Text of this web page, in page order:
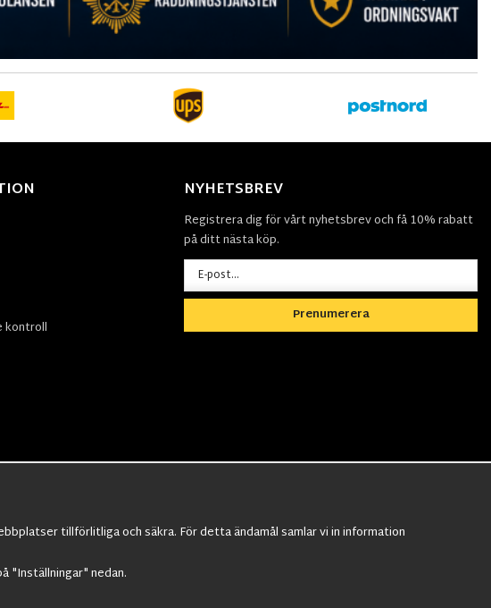
kontroll
NYHETSBREV
Registrera dig för vårt nyhetsbrev och få 10% rabatt
på ditt nästa köp.
Prenumerera
utrustning, väktarkläder
,Paracord, Gasmask
tillförlitliga och säkra. För detta ändamål samlar vi in information
"Inställningar" nedan.